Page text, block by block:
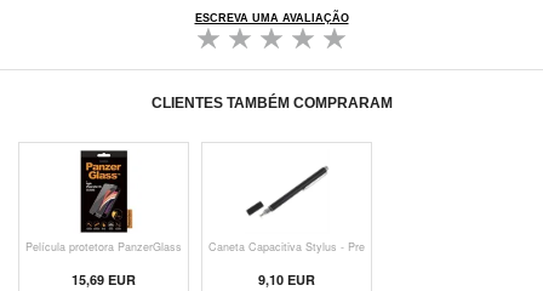
ESCREVA UMA AVALIAÇÃO
CLIENTES TAMBÉM COMPRARAM
Película protetora PanzerGlass
15,69 EUR
Caneta Capacitiva Stylus - Pre
9,10 EUR